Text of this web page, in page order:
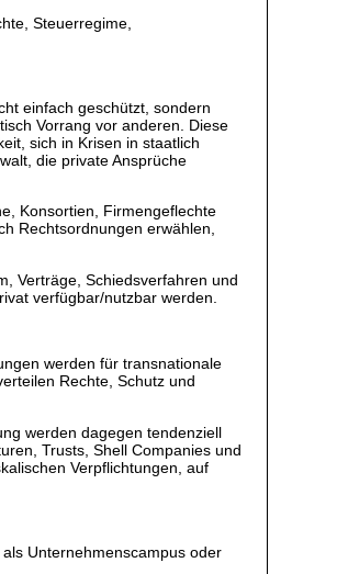
Steuerregime,
einfach geschützt, sondern
Vorrang vor anderen. Diese
sich in Krisen in staatlich
die private Ansprüche
Konsortien, Firmengeflechte
Rechtsordnungen erwählen,
Verträge, Schiedsverfahren und
verfügbar/nutzbar werden.
werden für transnationale
Rechte, Schutz und
werden dagegen tendenziell
Trusts, Shell Companies und
Verpflichtungen, auf
Unternehmenscampus oder